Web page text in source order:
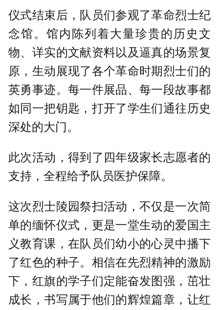
仪式结束后，队员们参观了革命烈士纪
念馆。馆内陈列着大量珍贵的历史文
物、详实的文献资料以及逼真的场景复
原，生动展现了各个革命时期烈士们的
英勇事迹。每一件展品、每一段故事都
如同一把钥匙，打开了学生们通往历史
深处的大门。
此次活动，得到了四年级家长志愿者的
支持，全程给予队员医护保障。
这次烈士陵园祭扫活动，不仅是一次简
单的缅怀仪式，更是一堂生动的爱国主
义教育课，在队员们幼小的心灵中播下
了红色的种子。相信在先烈精神的激励
下，红旗的学子们定能奋发图强，茁壮
成长，书写属于他们的辉煌篇章，让红